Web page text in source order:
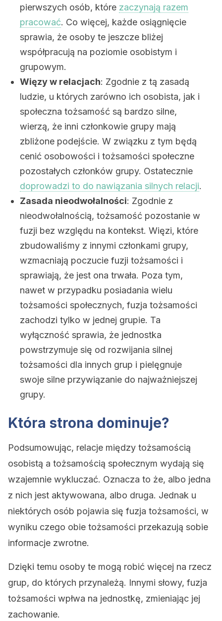
pierwszych osób, które zaczynają razem
pracować. Co więcej, każde osiągnięcie
sprawia, że osoby te jeszcze bliżej
współpracują na poziomie osobistym i
grupowym.
Więzy w relacjach: Zgodnie z tą zasadą
ludzie, u których zarówno ich osobista, jak i
społeczna tożsamość są bardzo silne,
wierzą, że inni członkowie grupy mają
zbliżone podejście. W związku z tym będą
cenić osobowości i tożsamości społeczne
pozostałych członków grupy. Ostatecznie
doprowadzi to do nawiązania silnych relacji.
Zasada nieodwołalności: Zgodnie z
nieodwołalnością, tożsamość pozostanie w
fuzji bez względu na kontekst. Więzi, które
zbudowaliśmy z innymi członkami grupy,
wzmacniają poczucie fuzji tożsamości i
sprawiają, że jest ona trwała. Poza tym,
nawet w przypadku posiadania wielu
tożsamości społecznych, fuzja tożsamości
zachodzi tylko w jednej grupie. Ta
wyłączność sprawia, że ​​jednostka
powstrzymuje się od rozwijania silnej
tożsamości dla innych grup i pielęgnuje
swoje silne przywiązanie do najważniejszej
grupy.
Która strona dominuje?
Podsumowując, relacje między tożsamością
osobistą a tożsamością społecznym wydają się
wzajemnie wykluczać. Oznacza to że, albo jedna
z nich jest aktywowana, albo druga. Jednak u
niektórych osób pojawia się fuzja tożsamości, w
wyniku czego obie tożsamości przekazują sobie
informacje zwrotne.
Dzięki temu osoby te mogą robić więcej na rzecz
grup, do których przynależą. Innymi słowy, fuzja
tożsamości wpłwa na jednostkę, zmieniając jej
zachowanie.